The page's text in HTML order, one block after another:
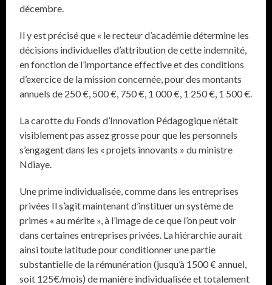
décembre.
Il y est précisé que « le recteur d’académie détermine les
décisions individuelles d’attribution de cette indemnité,
en fonction de l’importance effective et des conditions
d’exercice de la mission concernée, pour des montants
annuels de 250 €, 500 €, 750 €, 1 000 €, 1 250 €, 1 500 €.
La carotte du Fonds d’Innovation Pédagogique n’était
visiblement pas assez grosse pour que les personnels
s’engagent dans les « projets innovants » du ministre
Ndiaye.
Une prime individualisée, comme dans les entreprises
privées Il s’agit maintenant d’instituer un système de
primes « au mérite », à l’image de ce que l’on peut voir
dans certaines entreprises privées. La hiérarchie aurait
ainsi toute latitude pour conditionner une partie
substantielle de la rémunération (jusqu’à 1500 € annuel,
soit 125€/mois) de manière individualisée et totalement